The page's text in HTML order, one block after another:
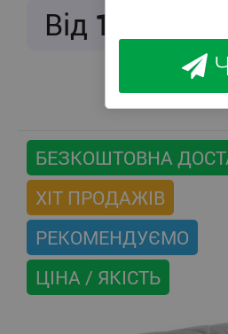
Від 166
БЕЗКОШТОВНА
ХІТ ПРОДАЖІВ
РЕКОМЕНДУЄМО
ЦІНА / ЯКІСТЬ